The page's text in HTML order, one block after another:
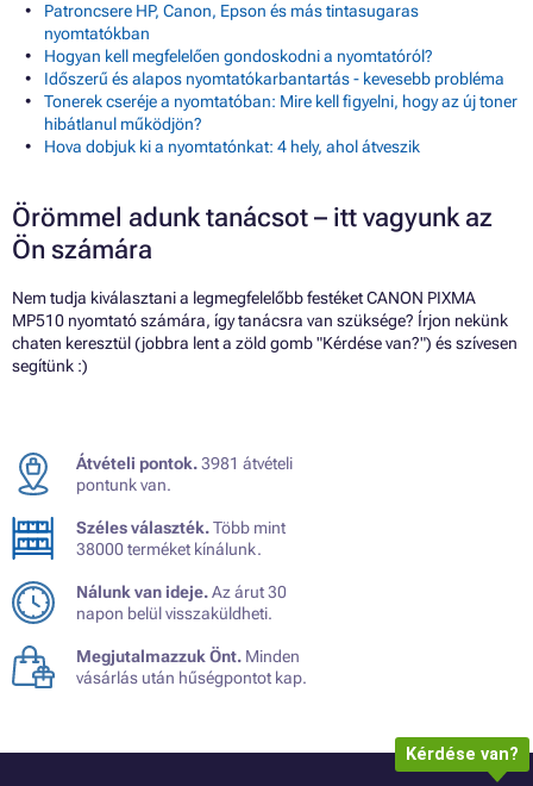
Patroncsere HP, Canon, Epson és más tintasugaras
nyomtatókban
Hogyan kell megfelelően gondoskodni a nyomtatóról?
Időszerű és alapos nyomtatókarbantartás - kevesebb probléma
Tonerek cseréje a nyomtatóban: Mire kell figyelni, hogy az új toner
hibátlanul működjön?
Hova dobjuk ki a nyomtatónkat: 4 hely, ahol átveszik
Örömmel adunk tanácsot – itt vagyunk az
Ön számára
Nem tudja kiválasztani a legmegfelelőbb festéket CANON PIXMA
MP510 nyomtató számára, így tanácsra van szüksége? Írjon nekünk
chaten keresztül (jobbra lent a zöld gomb "Kérdése van?") és szívesen
segítünk :)
Átvételi pontok.3981 átvételi
pontunk van.
Széles választék.Több mint
38000 terméket kínálunk.
Nálunk van ideje.Az árut 30
napon belül visszaküldheti.
Megjutalmazzuk Önt. Minden
vásárlás után hűségpontot kap.
Kérdése van?